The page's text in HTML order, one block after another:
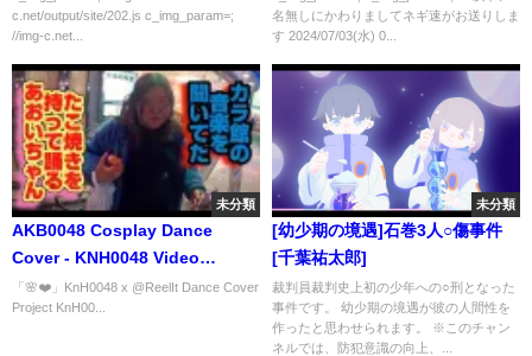
c.net/output/site/202.js c_img_param=;
//img-c.net...
名無しにかわりましてネギ速がお送りしま
す 2024/07/03(水) 0...
未分類
AKB0048 Cosplay Dance
Cover - KNH0048 Video
Project [Saikou Kayo]
「🌸❤️」KnH0048 x @ReelIt Dance Cover
Project KnH00...
未分類
[幼少期の境遇]石巻3人○傷事件
[千葉祐太郎]
裁判員裁判史上初の少年への○刑となった
事件です。 幼少期の境遇が彼の人間性を
作ったと思わせられます。 ※このチャン
ネルでは、防犯意識の向上、...